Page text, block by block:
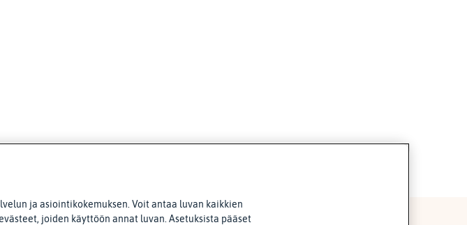
näitä?
ja asiointikokemuksen. Voit antaa luvan kaikkien
joiden käyttöön annat luvan. Asetuksista pääset